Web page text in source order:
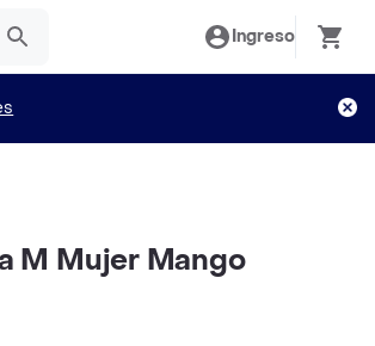
Ingreso
M Mujer Mango